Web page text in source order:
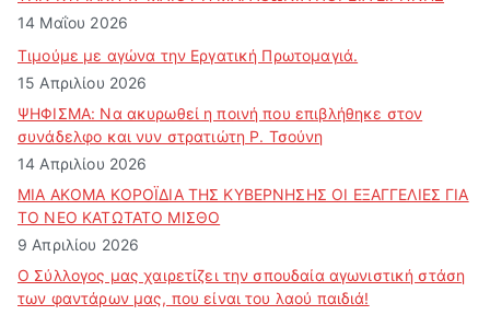
14 Μαΐου 2026
Τιμούμε με αγώνα την Εργατική Πρωτομαγιά.
15 Απριλίου 2026
ΨΗΦΙΣΜΑ: Να ακυρωθεί η ποινή που επιβλήθηκε στον
συνάδελφο και νυν στρατιώτη Ρ. Τσούνη
14 Απριλίου 2026
ΜΙΑ ΑΚΟΜΑ ΚΟΡΟΪΔΙΑ ΤΗΣ ΚΥΒΕΡΝΗΣΗΣ ΟΙ ΕΞΑΓΓΕΛΙΕΣ ΓΙΑ
ΤΟ ΝΕΟ ΚΑΤΩΤΑΤΟ ΜΙΣΘΟ
9 Απριλίου 2026
Ο Σύλλογος μας χαιρετίζει την σπουδαία αγωνιστική στάση
των φαντάρων μας, που είναι του λαού παιδιά!